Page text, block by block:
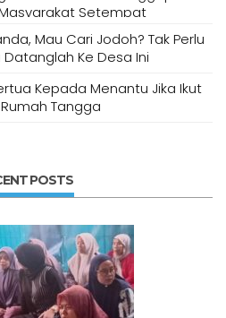
Setempat
Mau Cari Jodoh? Tak Perlu
Ke Desa Ini
Kepada Menantu Jika Ikut
Tangga
POSTS